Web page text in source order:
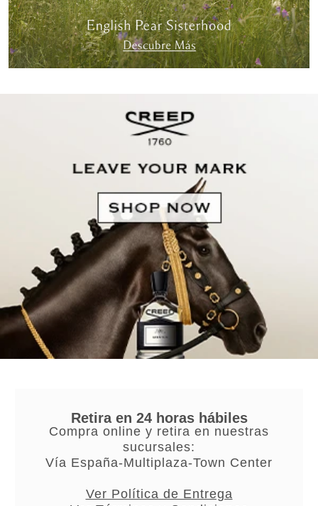
Retira en 24 horas hábiles
Compra online y retira en nuestras
sucursales:
Vía España-Multiplaza-Town Center
Ver Política de Entrega